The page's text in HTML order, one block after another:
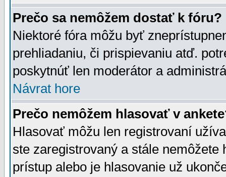
Prečo sa nemôžem dostať k fóru?
Niektoré fóra môžu byť
prehliadaniu, či prispievaniu atď.
poskytnúť len moderátor a
Návrat hore
Prečo nemôžem hlasovať v
Hlasovať môžu len registrovaní
ste zaregistrovaný a stále
prístup alebo je hlasovanie už